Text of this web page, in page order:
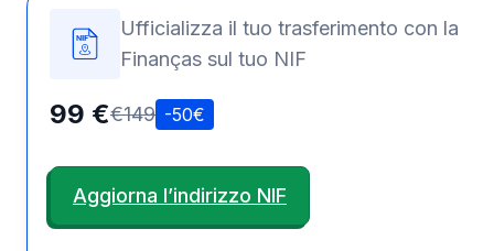
Ufficializza il tuo trasferimento con la
Finanças sul tuo NIF
99 €€149 -50€
Aggiorna l’indirizzo NIF